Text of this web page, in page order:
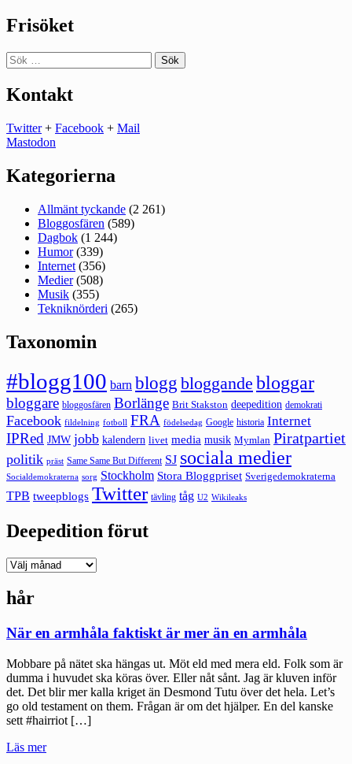
Frisöket
Sök
efter:
Kontakt
Twitter+ Facebook + Mail
Mastodon
Kategorierna
Allmänt tyckande (2 261)
Bloggosfären (589)
Dagbok (1 244)
Humor(339)
Internet (356)
Medier(508)
Musik (355)
Tekniknörderi (265)
Taxonomin
#blogg100 barn blogg bloggande bloggar
bloggare bloggosfären Borlänge Brit Stakston deepedition demokrati
Facebook fildelning fotboll FRA födelsedag Google historia Internet
IPRed JMW jobb kalendern livet media musik Mymlan Piratpartiet
politik präst Same Same But Different SJ sociala medier
Socialdemokraterna sorg Stockholm Stora Bloggpriset Sverigedemokraterna
TPB tweepblogs Twitter tävling tåg U2 Wikileaks
Deepedition förut
Deepedition
hår
När en armhåla faktiskt är mer än en armhåla
Mobbare på nätet ska hängas ut. Möt eld med mera eld. Folk som är
dumma i huvudet ska köras över. Eller nåt sånt. Jag är kluven inför
det. Det blir mer kalla kriget än Desmond Tutu över det hela. Let’s
go old testament on them. Frågan är om det hjälper. En del kanske
sett #hairriot […]
Läs mer"När